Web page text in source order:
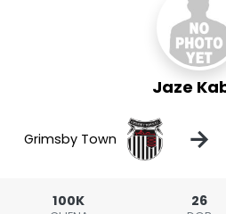
Jaze
Grimsby Town →
100K 26